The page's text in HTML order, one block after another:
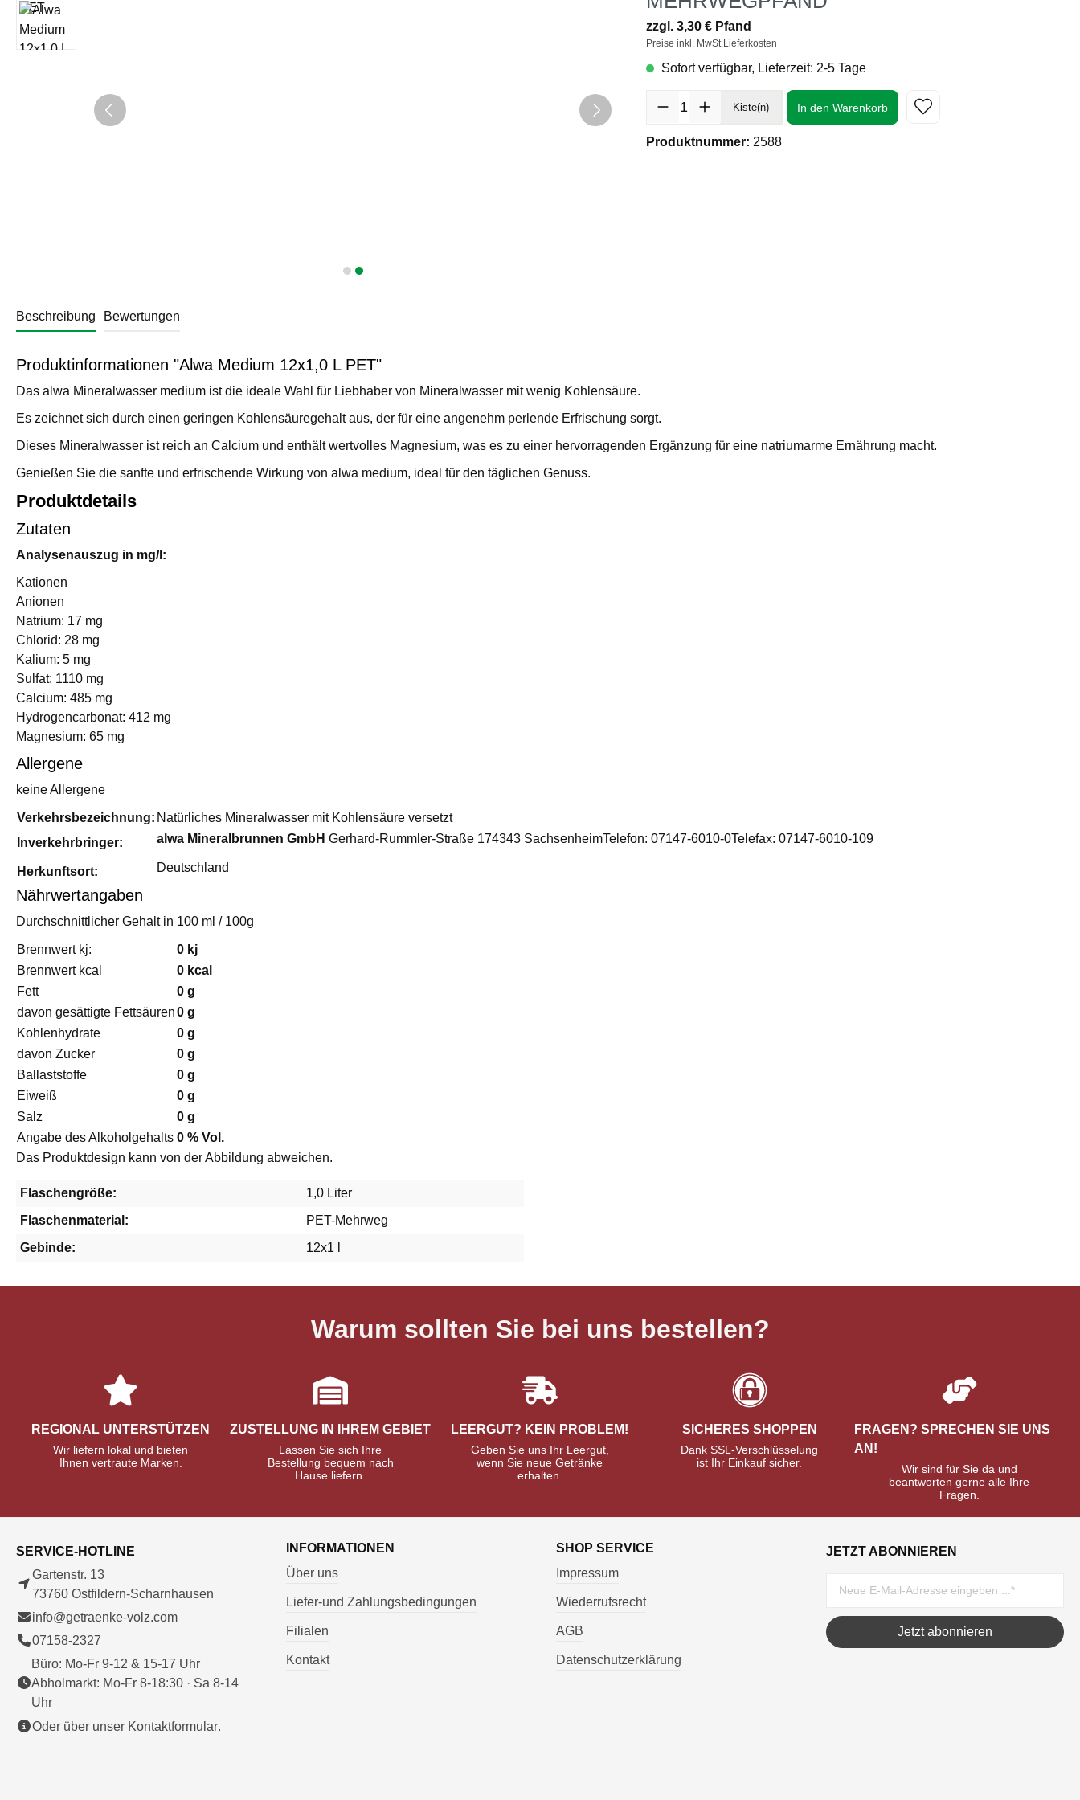
zzgl. 3,30 € Pfand
Preise inkl. MwSt.Lieferkosten
Sofort verfügbar, Lieferzeit: 2-5 Tage
Kiste(n) In den Warenkorb
Produktnummer: 2588
Beschreibung Bewertungen
Produktinformationen "Alwa Medium 12x1,0 L PET"
Das alwa Mineralwasser medium ist die ideale Wahl für Liebhaber von Mineralwasser mit wenig Kohlensäure.
Es zeichnet sich durch einen geringen Kohlensäuregehalt aus, der für eine angenehm perlende Erfrischung sorgt.
Dieses Mineralwasser ist reich an Calcium und enthält wertvolles Magnesium, was es zu einer hervorragenden Ergänzung für eine natriumarme Ernährung macht.
Genießen Sie die sanfte und erfrischende Wirkung von alwa medium, ideal für den täglichen Genuss.
Produktdetails
Zutaten
Analysenauszug in mg/l:
Kationen
Anionen
Natrium: 17 mg
Chlorid: 28 mg
Kalium: 5 mg
Sulfat: 1110 mg
Calcium: 485 mg
Hydrogencarbonat: 412 mg
Magnesium: 65 mg
Allergene
keine Allergene
Verkehrsbezeichnung: Natürliches Mineralwasser mit Kohlensäure versetzt
Inverkehrbringer:
alwa Mineralbrunnen GmbH Gerhard-Rummler-Straße 174343 SachsenheimTelefon: 07147-6010-0Telefax: 07147-6010-109
Herkunftsort: Deutschland
Nährwertangaben
Durchschnittlicher Gehalt in 100 ml / 100g
Brennwert kj:
0 kj
Brennwert kcal
0 kcal
Fett
0 g
davon gesättigte Fettsäuren0 g
Kohlenhydrate
0 g
davon Zucker
0 g
Ballaststoffe
0 g
Eiweiß
0 g
Salz
0 g
Angabe des Alkoholgehalts 0 % Vol.
Das Produktdesign kann von der Abbildung abweichen.
Flaschengröße:
1,0 Liter
Flaschenmaterial:
PET-Mehrweg
Gebinde:
12x1 l
Warum sollten Sie bei uns bestellen?
REGIONAL UNTERSTÜTZEN
Wir liefern lokal und bieten
Ihnen vertraute Marken.
ZUSTELLUNG IN IHREM GEBIET
Lassen Sie sich Ihre
Bestellung bequem nach
Hause liefern.
LEERGUT? KEIN PROBLEM!
Geben Sie uns Ihr Leergut,
wenn Sie neue Getränke
erhalten.
SICHERES SHOPPEN
Dank SSL-Verschlüsselung
ist Ihr Einkauf sicher.
FRAGEN? SPRECHEN SIE UNS
AN!
Wir sind für Sie da und
beantworten gerne alle Ihre
Fragen.
SERVICE-HOTLINE
Gartenstr. 13
73760 Ostfildern-Scharnhausen
info@getraenke-volz.com
07158-2327
Büro: Mo-Fr 9-12 & 15-17 Uhr
Abholmarkt: Mo-Fr 8-18:30 · Sa 8-14
Uhr
Oder über unser Kontaktformular.
INFORMATIONEN
Über uns
Liefer-und Zahlungsbedingungen
Filialen
Kontakt
SHOP SERVICE
Impressum
Wiederrufsrecht
AGB
Datenschutzerklärung
JETZT ABONNIEREN
Jetzt abonnieren